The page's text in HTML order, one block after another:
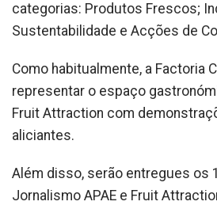
categorias: Produtos Frescos;
Sustentabilidade e Acções de
Como habitualmente, a Factoria
representar o espaço
Fruit Attraction com
aliciantes.
Além disso, serão entregues os
Jornalismo APAE e Fruit